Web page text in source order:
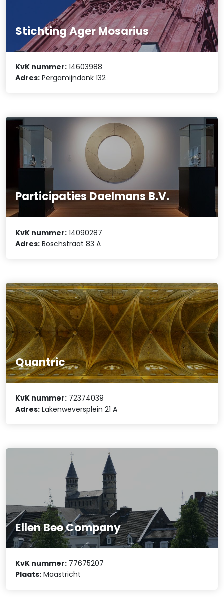
Stichting Ager Mosarius
KvK nummer: 14603988
Adres: Pergamijndonk 132
Participaties Daelmans B.V.
KvK nummer: 14090287
Adres: Boschstraat 83 A
Quantric
KvK nummer: 72374039
Adres: Lakenweversplein 21 A
Ellen Bee Company
KvK nummer: 77675207
Plaats: Maastricht